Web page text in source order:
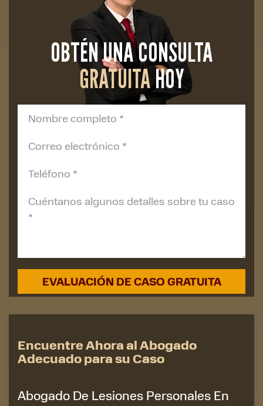
OBTÉN UNA CONSULTA
GRATUITAHOY
Encuentre Ahora al Abogado
Adecuado para su Caso
Abogado De Lesiones Personales En